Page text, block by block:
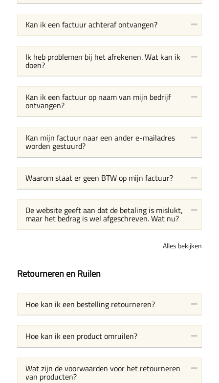
Kan ik een factuur achteraf ontvangen?
Ik heb problemen bij het afrekenen. Wat kan ik
doen?
Kan ik een factuur op naam van mijn bedrijf
ontvangen?
Kan mijn factuur naar een ander e-mailadres
worden gestuurd?
Waarom staat er geen BTW op mijn factuur?
De website geeft aan dat de betaling is mislukt,
maar het bedrag is wel afgeschreven. Wat nu?
Alles bekijken
Retourneren en Ruilen
Hoe kan ik een bestelling retourneren?
Hoe kan ik een product omruilen?
Wat zijn de voorwaarden voor het retourneren
van producten?